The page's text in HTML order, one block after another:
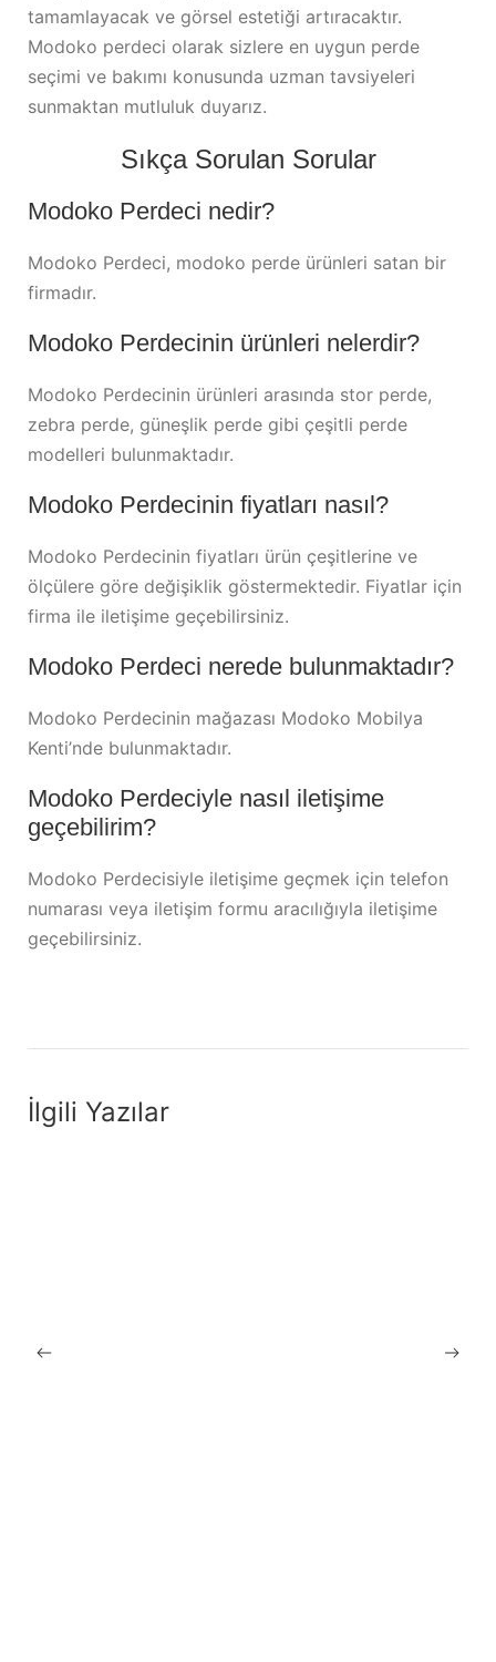
tamamlayacak ve görsel estetiği artıracaktır.
Modoko perdeci olarak sizlere en uygun perde
seçimi ve bakımı konusunda uzman tavsiyeleri
sunmaktan mutluluk duyarız.
Sıkça Sorulan Sorular
Modoko Perdeci nedir?
Modoko Perdeci, modoko perde ürünleri satan bir
firmadır.
Modoko Perdecinin ürünleri nelerdir?
Modoko Perdecinin ürünleri arasında stor perde,
zebra perde, güneşlik perde gibi çeşitli perde
modelleri bulunmaktadır.
Modoko Perdecinin fiyatları nasıl?
Modoko Perdecinin fiyatları ürün çeşitlerine ve
ölçülere göre değişiklik göstermektedir. Fiyatlar için
firma ile iletişime geçebilirsiniz.
Modoko Perdeci nerede bulunmaktadır?
Modoko Perdecinin mağazası Modoko Mobilya
Kenti’nde bulunmaktadır.
Modoko Perdeciyle nasıl iletişime
geçebilirim?
Modoko Perdecisiyle iletişime geçmek için telefon
numarası veya iletişim formu aracılığıyla iletişime
geçebilirsiniz.
İlgili Yazılar